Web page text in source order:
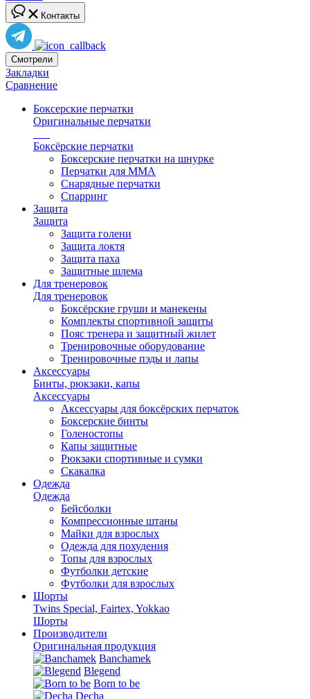
Контакты
Смотрели
Закладки
Сравнение
Боксерские перчатки
Оригинальные перчатки
Боксёрские перчатки
Боксерские перчатки на шнурке
Перчатки для ММА
Снарядные перчатки
Спарринг
Защита
Защита
Защита голени
Защита локтя
Защита паха
Защитные шлема
Для тренеровок
Для тренеровок
Боксёрские груши и манекены
Комплекты спортивной защиты
Пояс тренера и защитный жилет
Тренировочные оборудование
Тренировочные пэды и лапы
Аксессуары
Бинты, рюкзаки, капы
Аксессуары
Аксессуары для боксёрских перчаток
Боксерские бинты
Голеностопы
Капы защитные
Рюкзаки спортивные и сумки
Скакалка
Одежда
Одежда
Бейсболки
Компрессионные штаны
Майки для взрослых
Одежда для похудения
Топы для взрослых
Футболки детские
Футболки для взрослых
Шорты
Twins Special, Fairtex, Yokkao
Шорты
Производители
Оригинальная продукция
Banchamek
Blegend
Born to be
Decha